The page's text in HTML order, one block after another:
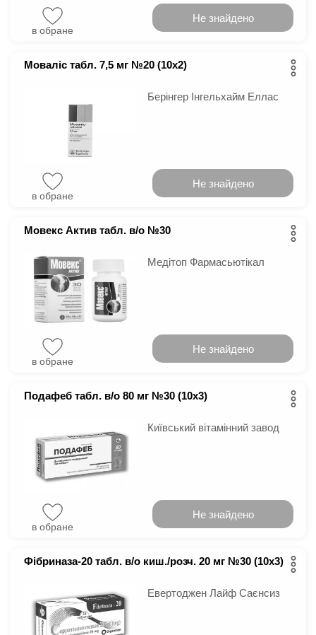
в обране
Не знайдено
Моваліс табл. 7,5 мг №20 (10х2)
Берінгер Інгельхайм Еллас
в обране
Не знайдено
Мовекс Актив табл. в/о №30
Медітоп Фармасьютікал
в обране
Не знайдено
Подафеб табл. в/о 80 мг №30 (10х3)
Київський вітамінний завод
в обране
Не знайдено
Фібриназа-20 табл. в/о киш./розч. 20 мг №30 (10х3)
Евертоджен Лайф Саєнсиз